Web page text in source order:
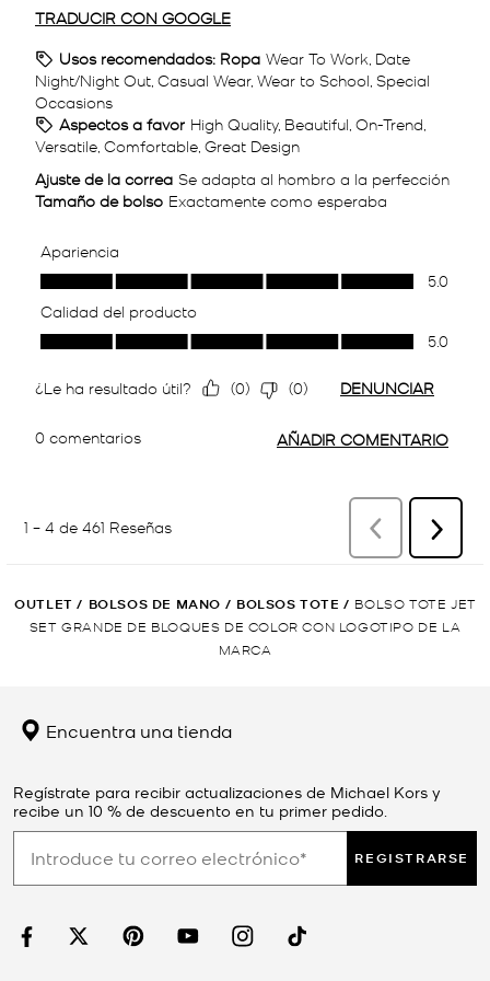
OUTLET / BOLSOS DE MANO / BOLSOS TOTE / BOLSO TOTE JET
SET GRANDE DE BLOQUES DE COLOR CON LOGOTIPO DE LA
MARCA
Encuentra una tienda
Regístrate para recibir actualizaciones de Michael Kors y
recibe un 10 % de descuento en tu primer pedido.
REGISTRARSE